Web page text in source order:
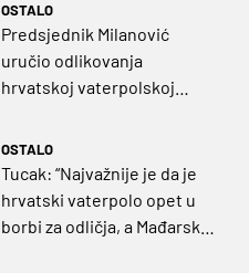
OSTALO
Predsjednik Milanović
uručio odlikovanja
hrvatskoj vaterpolskoj
OSTALO
Tucak: “Najvažnije je da je
hrvatski vaterpolo opet u
borbi za odličja, a Mađarska